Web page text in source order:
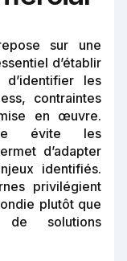
sur une
d’établir
d’identifier les
contraintes
en œuvre.
évite les
d’adapter
identifiés.
privilégient
plutôt que
de solutions